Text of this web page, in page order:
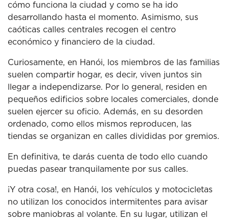
cómo funciona la ciudad y como se ha ido
desarrollando hasta el momento. Asimismo, sus
caóticas calles centrales recogen el centro
económico y financiero de la ciudad.
Curiosamente, en Hanói, los miembros de las familias
suelen compartir hogar, es decir, viven juntos sin
llegar a independizarse. Por lo general, residen en
pequeños edificios sobre locales comerciales, donde
suelen ejercer su oficio. Además, en su desorden
ordenado, como ellos mismos reproducen, las
tiendas se organizan en calles divididas por gremios.
En definitiva, te darás cuenta de todo ello cuando
puedas pasear tranquilamente por sus calles.
¡Y otra cosa!, en Hanói, los vehículos y motocicletas
no utilizan los conocidos intermitentes para avisar
sobre maniobras al volante. En su lugar, utilizan el